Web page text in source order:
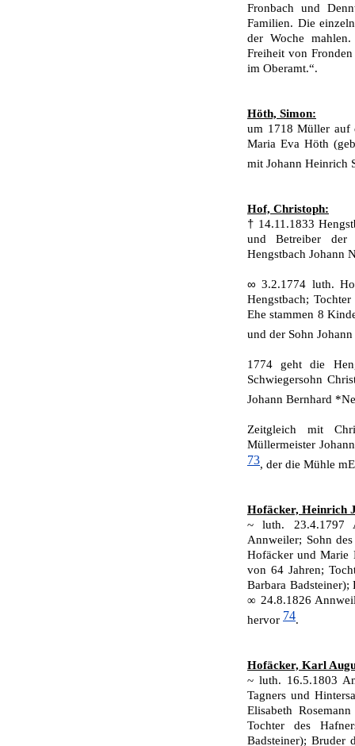
Fronbach und
Familien. Die
der Woche
Freiheit von
im Oberamt.“.
Höth, Simon:
um 1718 Müller auf
Maria Eva Höth
mit Johann Heinrich
Hof, Christoph:
† 14.11.1833
und Betreiber der
Hengstbach Johann
∞3.2.1774 luth.
Hengstbach;
Ehe stammen 8
und der Sohn
1774 geht die
Schwiegersohn
Johann Bernhard
Zeitgleich mit
Müllermeister
73, der die Mühle
Hofäcker, Heinrich
~ luth. 23.4.1797
Annweiler; Sohn
Hofäcker und Marie
von 64 Jahren;
Barbara
∞ 24.8.1826
hervor 74.
Hofäcker, Karl
~ luth. 16.5.1803
Tagners und
Elisabeth
Tochter des
Badsteiner); Bruder